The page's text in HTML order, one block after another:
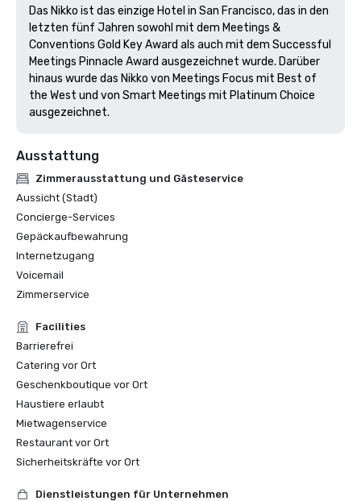
Das Nikko ist das einzige Hotel in San Francisco, das in den
letzten fünf Jahren sowohl mit dem Meetings &
Conventions Gold Key Award als auch mit dem Successful
Meetings Pinnacle Award ausgezeichnet wurde. Darüber
hinaus wurde das Nikko von Meetings Focus mit Best of
the West und von Smart Meetings mit Platinum Choice
ausgezeichnet.
Ausstattung
Zimmerausstattung und Gästeservice
Aussicht (Stadt)
Concierge-Services
Gepäckaufbewahrung
Internetzugang
Voicemail
Zimmerservice
Facilities
Barrierefrei
Catering vor Ort
Geschenkboutique vor Ort
Haustiere erlaubt
Mietwagenservice
Restaurant vor Ort
Sicherheitskräfte vor Ort
Dienstleistungen für Unternehmen